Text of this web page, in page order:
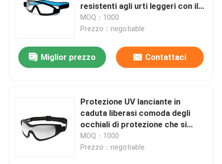
resistenti agli urti leggeri con il
filtro UV 400
MOQ：1000
Prezzo：negotiable
Miglior prezzo Contattaci
Protezione UV lanciante in
caduta liberasi comoda degli
occhiali di protezione che si
lancia in caduta libera occhiali
MOQ：1000
Prezzo：negotiable